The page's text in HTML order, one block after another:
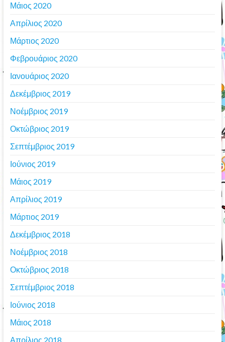
Μάιος 2020
Απρίλιος 2020
Μάρτιος 2020
Φεβρουάριος 2020
Ιανουάριος 2020
Δεκέμβριος 2019
Νοέμβριος 2019
Οκτώβριος 2019
Σεπτέμβριος 2019
Ιούνιος 2019
Μάιος 2019
Απρίλιος 2019
Μάρτιος 2019
Δεκέμβριος 2018
Νοέμβριος 2018
Οκτώβριος 2018
Σεπτέμβριος 2018
Ιούνιος 2018
Μάιος 2018
Απρίλιος 2018